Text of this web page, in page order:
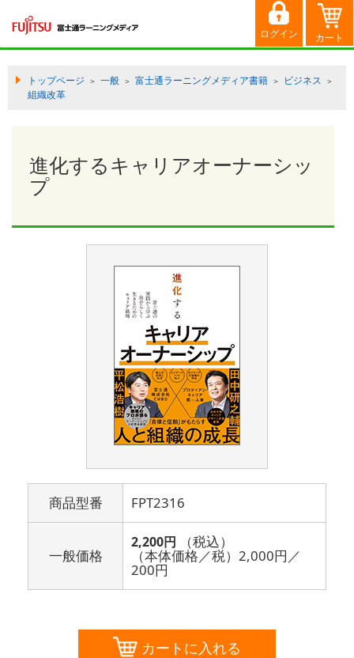
トップページ ＞ 一般 ＞ 富士通ラーニングメディア書籍 ＞ ビジネス ＞
組織改革
進化するキャリアオーナーシッ
プ
商品型番 FPT2316
一般価格
2,200円 （税込）
（本体価格／税） 2,000円 ／
200円
カートに入れる